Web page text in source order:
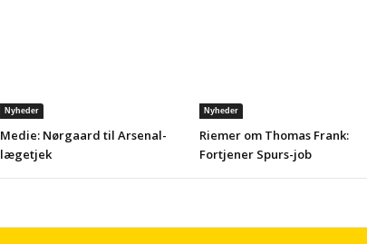
Nyheder
Medie: Nørgaard til Arsenal-
lægetjek
Nyheder
Riemer om Thomas Frank:
Fortjener Spurs-job